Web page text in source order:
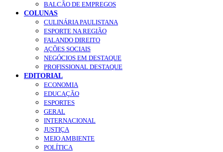
BALCÃO DE EMPREGOS
COLUNAS
CULINÁRIA PAULISTANA
ESPORTE NA REGIÃO
FALANDO DIREITO
AÇÕES SOCIAIS
NEGÓCIOS EM DESTAQUE
PROFISSIONAL DESTAQUE
EDITORIAL
ECONOMIA
EDUCAÇÃO
ESPORTES
GERAL
INTERNACIONAL
JUSTIÇA
MEIO AMBIENTE
POLÍTICA